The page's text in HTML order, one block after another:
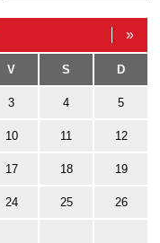
»
V S D
3 4 5
10 11 12
17 18 19
24 25 26